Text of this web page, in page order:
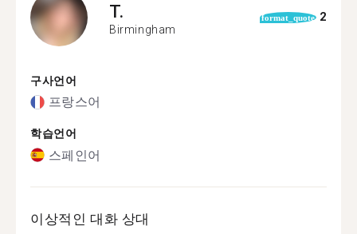
T.
Birmingham
format_quote 2
구사언어
프랑스어
학습언어
스페인어
이상적인 대화 상대